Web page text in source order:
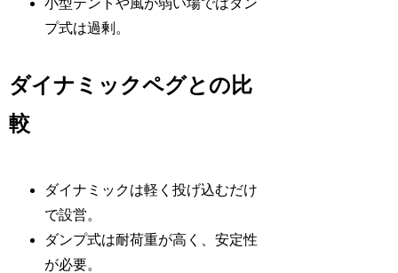
小型テントや風が弱い場ではダン
プ式は過剰。
ダイナミックペグとの比
較
ダイナミックは軽く投げ込むだけ
で設営。
ダンプ式は耐荷重が高く、安定性
が必要。